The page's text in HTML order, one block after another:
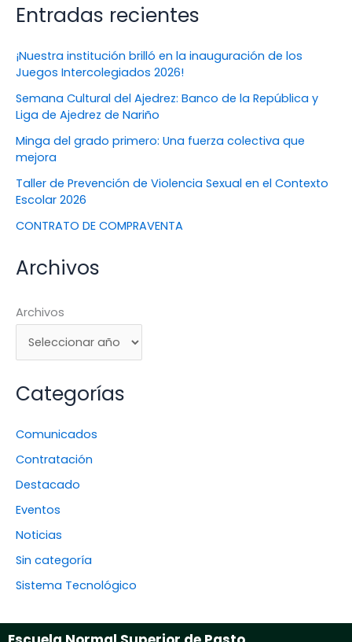
Entradas recientes
¡Nuestra institución brilló en la inauguración de los
Juegos Intercolegiados 2026!
Semana Cultural del Ajedrez: Banco de la República y
Liga de Ajedrez de Nariño
Minga del grado primero: Una fuerza colectiva que
mejora
Taller de Prevención de Violencia Sexual en el Contexto
Escolar 2026
CONTRATO DE COMPRAVENTA
Archivos
Archivos
Categorías
Comunicados
Contratación
Destacado
Eventos
Noticias
Sin categoría
Sistema Tecnológico